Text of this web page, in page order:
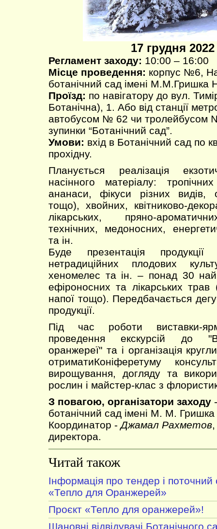
17 грудня
Регламент заходу: 10:00 – 16:00
Місце проведення: корпус №6,
ботанічний сад імені М.М.Гришка
Проїзд: по навігатору до вул.
Ботанічна), 1. Або від станції
автобусом № 62 чи тролейбусом
зупинки “Ботанічний сад”.
Умови: вхід в Ботанічний сад по
прохідну.
Планується реалізація
насінного матеріалу:
ананаси, фікуси різних видів,
тощо), хвойних, квітниково-
лікарських, пряно-
технічних, медоносних,
та ін.
Буде презентація
нетрадиційних плодових
хеномелес та ін. – понад 30
ефіроносних та лікарських трав
напої тощо). Передбачається
продукції.
Під час роботи виставки-
проведення екскурсій до
оранжереї" та і організація
отриматиКоніферетуму
вирощування, догляду та
рослин і майстер-клас з
З повагою, організатори заходу
ботанічний сад імені М. М.
Координатор -Джамал Рахметов
директора.
Читай також
Інформація про тендер і поточний
«Тепло для Оранжерей»
Проєкт «Тепло для оранжерей»!
Шановні відвідувачі Ботанічного